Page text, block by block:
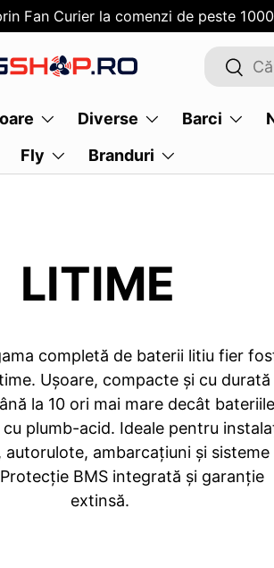
Fan Curier la comenzi de peste
CautaCauta
Diverse Barci
Fly Branduri
LITIME
completă de baterii litiu fier
Ușoare, compacte și cu durată
la 10 ori mai mare decât bateriile
plumb-acid. Ideale pentru
ambarcațiuni și sisteme
BMS integrată și garanție
extinsă.